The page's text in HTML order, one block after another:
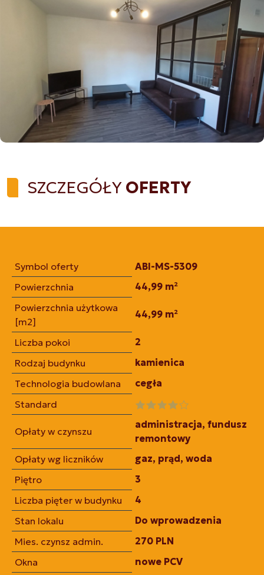
SZCZEGÓŁY OFERTY
Symbol oferty
ABI-MS-5309
Powierzchnia
44,99 m²
Powierzchnia użytkowa
[m2]
44,99 m²
Liczba pokoi
2
Rodzaj budynku
kamienica
Technologia budowlana
cegła
Standard
Opłaty w czynszu
administracja, fundusz
remontowy
Opłaty wg liczników
gaz, prąd, woda
Piętro
3
Liczba pięter w budynku
4
Stan lokalu
Do wprowadzenia
Mies. czynsz admin.
270 PLN
Okna
nowe PCV